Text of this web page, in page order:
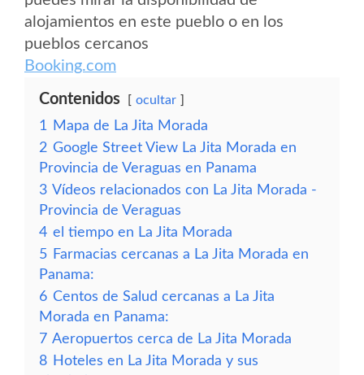
alojamientos en este pueblo o en los
pueblos cercanos
Booking.com
Contenidos ocultar
1
Mapa de La Jita Morada
2 Google Street View La Jita Morada en
Provincia de Veraguas en Panama
3 Vídeos relacionados con La Jita Morada -
Provincia de Veraguas
4 el tiempo en La Jita Morada
5 Farmacias cercanas a La Jita Morada en
Panama:
6 Centos de Salud cercanas a La Jita
Morada en Panama:
7 Aeropuertos cerca de La Jita Morada
8 Hoteles en La Jita Morada y sus